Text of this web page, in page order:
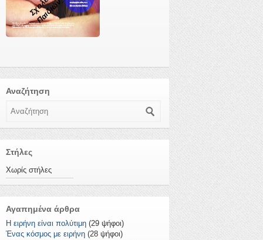
Αναζήτηση
Στήλες
Χωρίς στήλες
Αγαπημένα άρθρα
Η ειρήνη είναι πολύτιμη (29 ψήφοι)
Ένας κόσμος με ειρήνη (28 ψήφοι)